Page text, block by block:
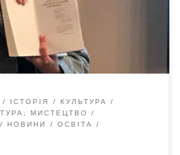
(26.08.1935 – 04. 03. 2003). Леся
бібліотеки імені Анатолія
ІСТОРІЯ
КУЛЬТУРА
МИСТЕЦТВО
НОВИНИ
ОСВІТА